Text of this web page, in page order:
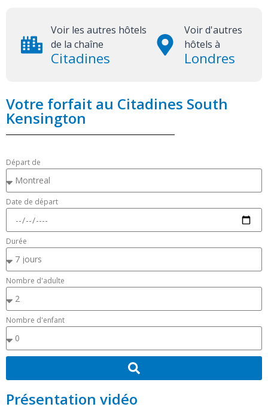
Voir les autres hôtels
de la chaîne
Citadines
Voir d'autres
hôtels à
Londres
Votre forfait au Citadines South
Kensington
Départ de
Date de départ
Durée
Nombre d'adulte
Nombre d'enfant
Présentation vidéo